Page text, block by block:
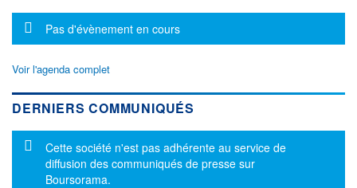
Message d'information
Pas d'évènement en cours
Voir l'agenda complet
DERNIERS COMMUNIQUÉS
Message d'information
Cette société n'est pas adhérente au service de
diffusion des communiqués de presse sur
Boursorama.